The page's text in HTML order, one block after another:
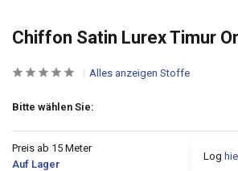
Chiffon Satin Lurex Timur
Alles anzeigen Stoffe
Bitte wählen Sie:
Preis ab 15 Meter
Auf Lager
Log